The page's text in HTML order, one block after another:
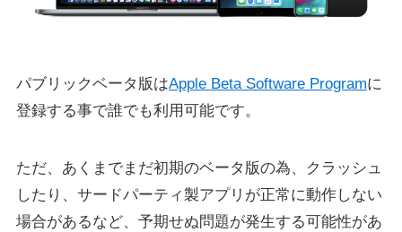
パブリックベータ版はApple Beta Software Programに
登録する事で誰でも利用可能です。
ただ、あくまでまだ初期のベータ版の為、クラッシュ
したり、サードパーティ製アプリが正常に動作しない
場合があるなど、予期せぬ問題が発生する可能性があ